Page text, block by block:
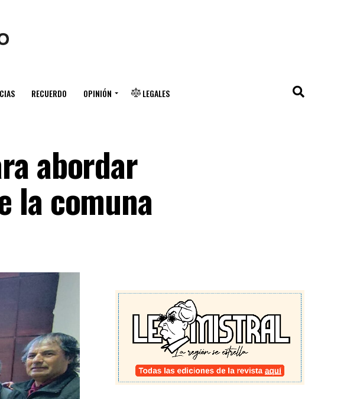
RECUERDO OPINIÓN LEGALES
abordar
la comuna